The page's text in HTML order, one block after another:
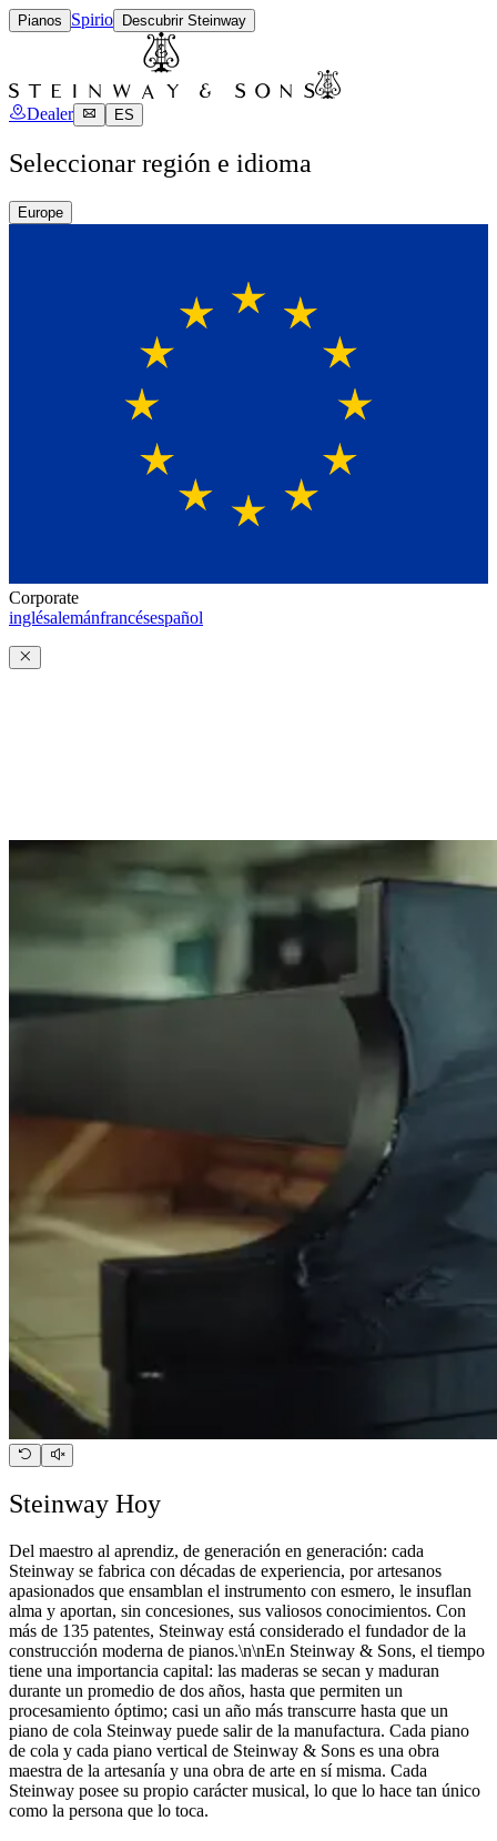
Pianos Spirio Descubrir Steinway
Dealer ES
Seleccionar región e idioma
Europe
Corporate
inglésalemánfrancésespañol
Steinway Hoy
Del maestro al aprendiz, de generación en generación: cada
Steinway se fabrica con décadas de experiencia, por artesanos
apasionados que ensamblan el instrumento con esmero, le insuflan
alma y aportan, sin concesiones, sus valiosos conocimientos. Con
más de 135 patentes, Steinway está considerado el fundador de la
construcción moderna de pianos.\n\nEn Steinway ⁠&⁠ Sons, el tiempo
tiene una importancia capital: las maderas se secan y maduran
durante un promedio de dos años, hasta que permiten un
procesamiento óptimo; casi un año más transcurre hasta que un
piano de cola Steinway puede salir de la manufactura. Cada piano
de cola y cada piano vertical de Steinway ⁠&⁠ Sons es una obra
maestra de la artesanía y una obra de arte en sí misma. Cada
Steinway posee su propio carácter musical, lo que lo hace tan único
como la persona que lo toca.